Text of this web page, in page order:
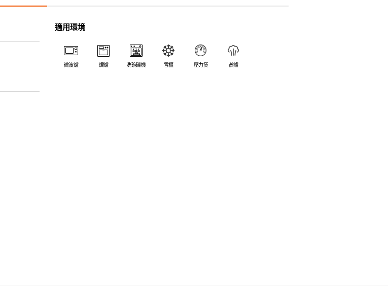
• 即使經常使用亦不會容易吸取食物氣味。
*不可直接用於熱源上
適用環境
微波爐 焗爐 洗碗碟機 雪櫃 壓力煲 蒸爐